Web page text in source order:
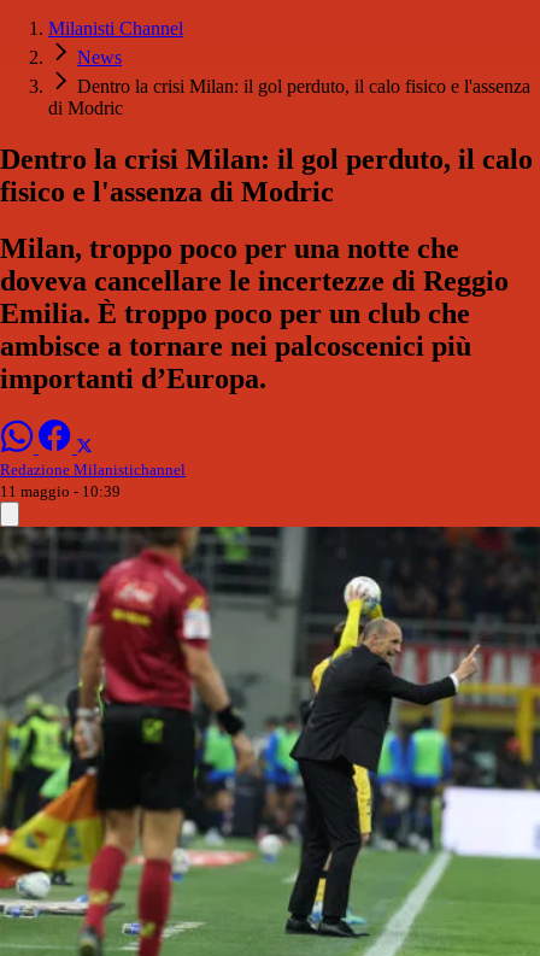
Milanisti Channel
News
Dentro la crisi Milan: il gol perduto, il calo fisico e l'assenza
di Modric
Dentro la crisi Milan: il gol perduto, il calo
fisico e l'assenza di Modric
Milan, troppo poco per una notte che
doveva cancellare le incertezze di Reggio
Emilia. È troppo poco per un club che
ambisce a tornare nei palcoscenici più
importanti d’Europa.
Redazione Milanistichannel
11 maggio - 10:39